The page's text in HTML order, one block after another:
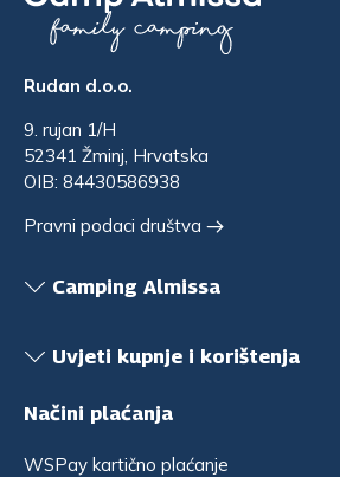
Rudan d.o.o.
9. rujan 1/H
52341 Žminj, Hrvatska
OIB: 84430586938
Pravni podaci društva
Camping Almissa
Uvjeti kupnje i korištenja
Načini plaćanja
WSPay kartično plaćanje